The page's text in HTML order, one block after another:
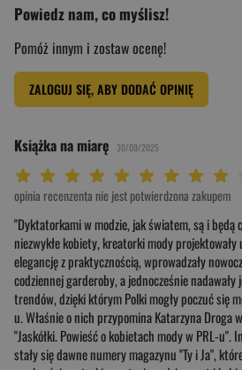
Powiedz nam, co myślisz!
Pomóż innym i zostaw ocenę!
ZALOGUJ SIĘ, ABY DODAĆ OPINIĘ
Książka na miarę 30/09/2025
Twoja
Twoja ocena:
Twoja ocena: Dobra
Twoja ocena: Przeciętna
Twoja ocena: Może być 4/10"
Twoja ocena: Słaba 3/10"
Twoja ocena: Bardzo słaba 2/10"
Twoja ocena: Beznadziejna 1/10"
opinia recenzenta nie jest potwierdzona zakupem
"Dyktatorkami w modzie, jak światem, są i będą
niezwykłe kobiety, kreatorki mody projektowały
elegancję z praktycznością, wprowadzały
codziennej garderoby, a jednocześnie
trendów, dzięki którym Polki mogły poczuć się
u. Właśnie o nich przypomina Katarzyna Droga
"Jaskółki. Powieść o kobietach mody w PRL-u".
stały się dawne numery magazynu "Ty i Ja",